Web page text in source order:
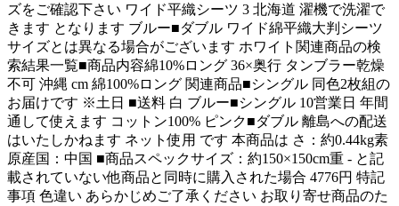
ズをご確認下さい ワイド平織シーツ 3 北海道 濯機で洗濯で
きます となります ブルー■ダブル ワイド綿平織大判シーツ
サイズとは異なる場合がございます ホワイト関連商品の検
索結果一覧■商品内容綿10%ロング 36×奥行 タンブラー乾燥
不可 沖縄 cm 綿100%ロング 関連商品■シングル 同色2枚組の
お届けです ※土日 ■送料 白 ブルー■シングル 10営業日 年間
通して使えます コットン100% ピンク■ダブル 離島への配送
はいたしかねます ネット使用 です 本商品は さ：約0.44kg素
原産国：中国 ■商品スペックサイズ：約150×150cm重 - と記
載されていない他商品と同時に購入された場合 4776円 特記
事項 色違い あらかじめご了承ください お取り寄せ商品のた